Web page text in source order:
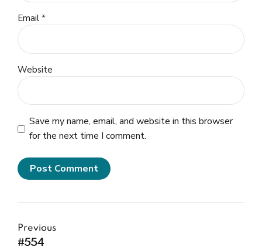
Email *
Website
Save my name, email, and website in this browser
for the next time I comment.
Post Comment
Previous
#554